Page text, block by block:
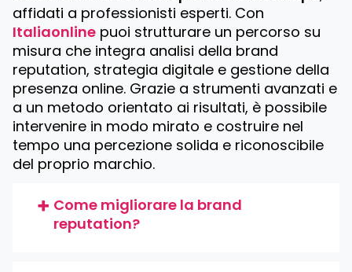
affidati a professionisti esperti. Con
Italiaonline puoi strutturare un percorso su
misura che integra analisi della brand
reputation, strategia digitale e gestione della
presenza online. Grazie a strumenti avanzati e
a un metodo orientato ai risultati, è possibile
intervenire in modo mirato e costruire nel
tempo una percezione solida e riconoscibile
del proprio marchio.
Come migliorare la brand
reputation?